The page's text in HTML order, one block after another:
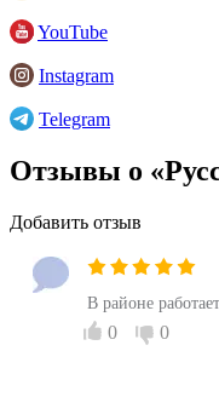
YouTube
Instagram
Telegram
Отзывы о
Добавить отзыв
В районе
0 0